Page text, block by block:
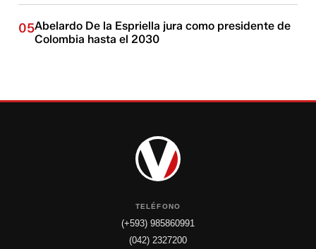
05Abelardo De la Espriella jura como presidente de
Colombia hasta el 2030
TELÉFONO
(+593) 985860991
(042) 2327200